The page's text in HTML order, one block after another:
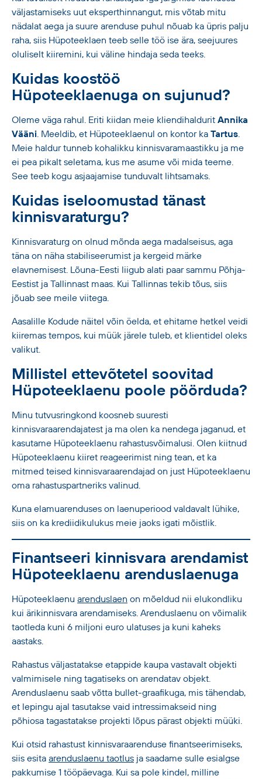
väljastamiseks uut eksperthinnangut, mis võtab mitu
nädalat aega ja suure arenduse puhul nõuab ka üpris palju
raha, siis Hüpoteeklaen teeb selle töö ise ära, seejuures
oluliselt kiiremini, kui väline hindaja seda teeks.
Kuidas koostöö
Hüpoteeklaenuga on sujunud?
Oleme väga rahul. Eriti kiidan meie kliendihaldurit Annika
Vääni. Meeldib, et Hüpoteeklaenul on kontor ka Tartus.
Meie haldur tunneb kohalikku kinnisvaramaastikku ja me
ei pea pikalt seletama, kus me asume või mida teeme.
See teeb kogu asjaajamise tunduvalt lihtsamaks.
Kuidas iseloomustad tänast
kinnisvaraturgu?
Kinnisvaraturg on olnud mõnda aega madalseisus, aga
täna on näha stabiliseerumist ja kergeid märke
elavnemisest. Lõuna-Eesti liigub alati paar sammu Põhja-
Eestist ja Tallinnast maas. Kui Tallinnas tekib tõus, siis
jõuab see meile viitega.
Aasalille Kodude näitel võin öelda, et ehitame hetkel veidi
kiiremas tempos, kui müük järele tuleb, et klientidel oleks
valikut.
Millistel ettevõtetel soovitad
Hüpoteeklaenu poole pöörduda?
Minu tutvusringkond koosneb suuresti
kinnisvaraarendajatest ja ma olen ka nendega jaganud, et
kasutame Hüpoteeklaenu rahastusvõimalusi. Olen kiitnud
Hüpoteeklaenu kiiret reageerimist ning tean, et ka
mitmed teised kinnisvaraarendajad on just Hüpoteeklaenu
oma rahastuspartneriks valinud.
Kuna elamuarenduses on laenuperiood valdavalt lühike,
siis on ka krediidikulukus meie jaoks igati mõistlik.
Finantseeri kinnisvara arendamist
Hüpoteeklaenu arenduslaenuga
Hüpoteeklaenu arenduslaen on mõeldud nii elukondliku
kui ärikinnisvara arendamiseks. Arenduslaenu on võimalik
taotleda kuni 6 miljoni euro ulatuses ja kuni kaheks
aastaks.
Rahastus väljastatakse etappide kaupa vastavalt objekti
valmimisele ning tagatiseks on arendatav objekt.
Arenduslaenu saab võtta bullet-graafikuga, mis tähendab,
et lepingu ajal tasutakse vaid intressimakseid ning
põhiosa tagastatakse projekti lõpus pärast objekti müüki.
Kui otsid rahastust kinnisvaraarenduse finantseerimiseks,
siis esita arenduslaenu taotlus ja saadame sulle esialgse
pakkumise 1 tööpäevaga. Kui sa pole kindel, milline